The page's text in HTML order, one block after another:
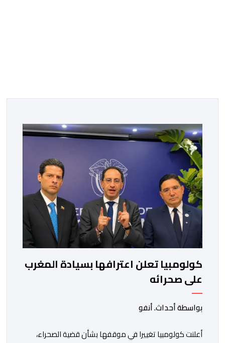
كولومبيا تعلن اعترافها بسيادة المغرب
على صحرائه
بواسطة أحداث. أنفو
أعلنت كولومبيا تغييرا في موقفها بشأن قضية الصحراء،